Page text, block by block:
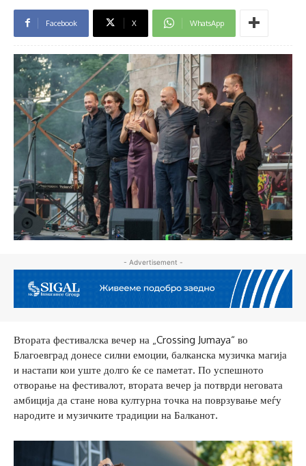
Facebook X WhatsApp
- Advertisement -
Втората фестивалска вечер на „Crossing Jumaya“ во
Благоевград донесе силни емоции, балканска музичка магија
и настапи кои уште долго ќе се паметат. По успешното
отворање на фестивалот, втората вечер ја потврди неговата
амбиција да стане нова културна точка на поврзување меѓу
народите и музичките традиции на Балканот.